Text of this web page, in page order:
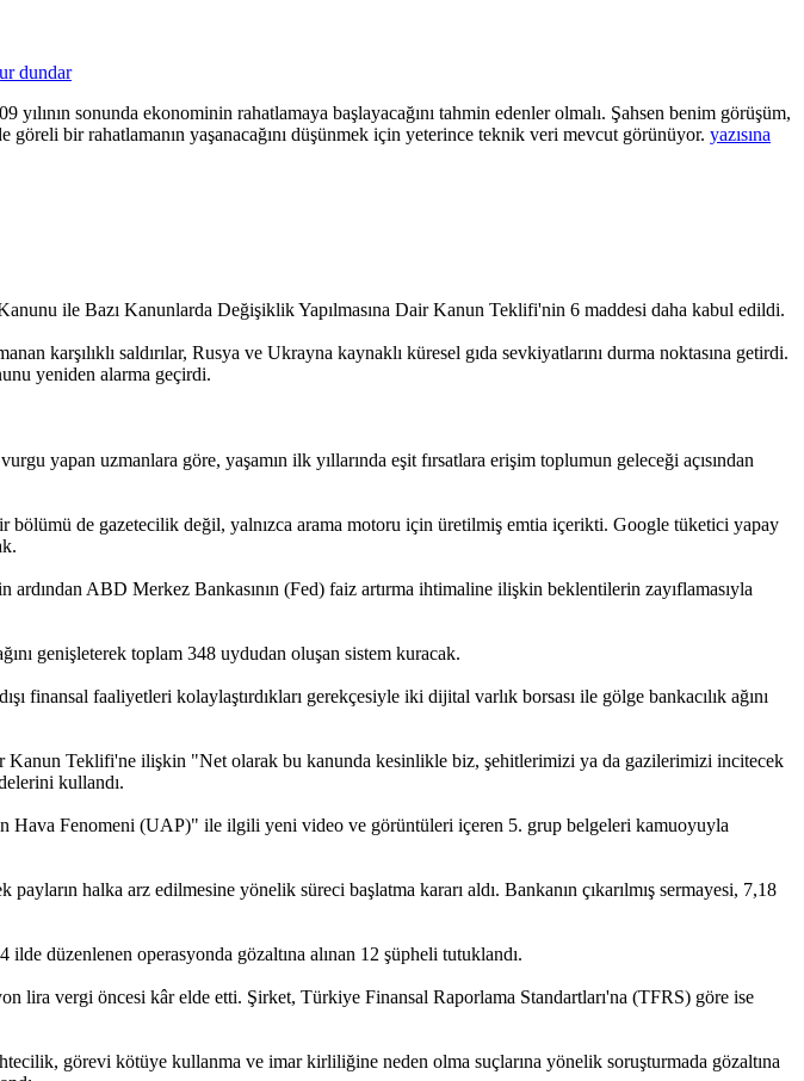
dundar
sonunda ekonominin rahatlamaya başlayacağını tahmin edenler olmalı. Şahsen benim görüşüm,
göreli bir rahatlamanın yaşanacağını düşünmek için yeterince teknik veri mevcut görünüyor. Krizden
yazısına
ile Bazı Kanunlarda Değişiklik Yapılmasına Dair Kanun Teklifi'nin 6 maddesi daha kabul edildi.
karşılıklı saldırılar, Rusya ve Ukrayna kaynaklı küresel gıda sevkiyatlarını durma noktasına getirdi.
yeniden alarma geçirdi.
yapan uzmanlara göre, yaşamın ilk yıllarında eşit fırsatlara erişim toplumun geleceği açısından
de gazetecilik değil, yalnızca arama motoru için üretilmiş emtia içerikti. Google tüketici yapay
ABD Merkez Bankasının (Fed) faiz artırma ihtimaline ilişkin beklentilerin zayıflamasıyla
genişleterek toplam 348 uydudan oluşan sistem kuracak.
finansal faaliyetleri kolaylaştırdıkları gerekçesiyle iki dijital varlık borsası ile gölge bankacılık ağını
Teklifi'ne ilişkin "Net olarak bu kanunda kesinlikle biz, şehitlerimizi ya da gazilerimizi incitecek
kullandı.
Hava Fenomeni (UAP)" ile ilgili yeni video ve görüntüleri içeren 5. grup belgeleri kamuoyuyla
halka arz edilmesine yönelik süreci başlatma kararı aldı. Bankanın çıkarılmış sermayesi, 7,18
düzenlenen operasyonda gözaltına alınan 12 şüpheli tutuklandı.
lira vergi öncesi kâr elde etti. Şirket, Türkiye Finansal Raporlama Standartları'na (TFRS) göre ise
görevi kötüye kullanma ve imar kirliliğine neden olma suçlarına yönelik soruşturmada gözaltına